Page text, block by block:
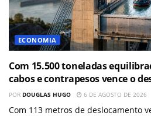
ECONOMIA
Com 15.500 toneladas
cabos e contrapesos vence o
POR DOUGLAS HUGO 6 DE AGOSTO DE 2026
Com 113 metros de deslocamento